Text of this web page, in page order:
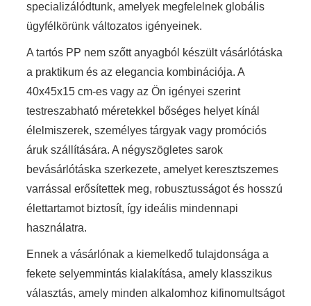
specializálódtunk, amelyek megfelelnek globális
ügyfélkörünk változatos igényeinek.
A tartós PP nem szőtt anyagból készült vásárlótáska
a praktikum és az elegancia kombinációja. A
40x45x15 cm-es vagy az Ön igényei szerint
testreszabható méretekkel bőséges helyet kínál
élelmiszerek, személyes tárgyak vagy promóciós
áruk szállítására. A négyszögletes sarok
bevásárlótáska szerkezete, amelyet keresztszemes
varrással erősítettek meg, robusztusságot és hosszú
élettartamot biztosít, így ideális mindennapi
használatra.
Ennek a vásárlónak a kiemelkedő tulajdonsága a
fekete selyemmintás kialakítása, amely klasszikus
választás, amely minden alkalomhoz kifinomultságot